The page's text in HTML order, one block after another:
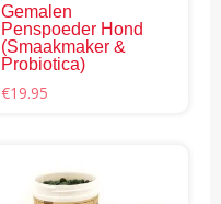
Gemalen
Penspoeder Hond
(Smaakmaker &
Probiotica)
€19.95